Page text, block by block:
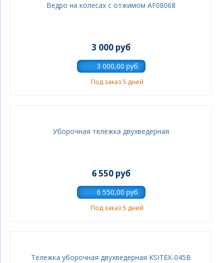
Ведро на колесах c отжимом AF08068
3 000 руб
Под заказ 5 дней
Уборочная тележка двухведерная
6 550 руб
Под заказ 5 дней
Тележка уборочная двухведерная KSITEX-045B